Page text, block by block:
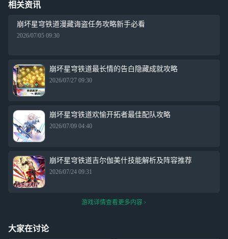
相关资讯
崩坏星穹铁道漫藏诲盗任务攻略新手必看
2026/07/05 09:30
崩坏星穹铁道最长情的告白隐藏成就攻略
2026/07/27 09:30
崩坏星穹铁道欢愉开拓者最佳配队攻略
2026/07/09 04:40
崩坏星穹铁道吉尔伽美什技能解析及阵容推荐
2026/07/24 09:31
游戏详情查看更多内容
大家在讨论